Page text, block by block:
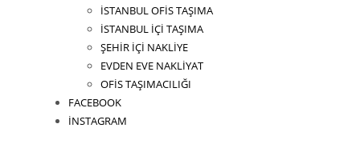
İSTANBUL OFİS TAŞIMA
İSTANBUL İÇİ TAŞIMA
ŞEHİR İÇİ NAKLİYE
EVDEN EVE NAKLİYAT
OFİS TAŞIMACILIĞI
FACEBOOK
İNSTAGRAM